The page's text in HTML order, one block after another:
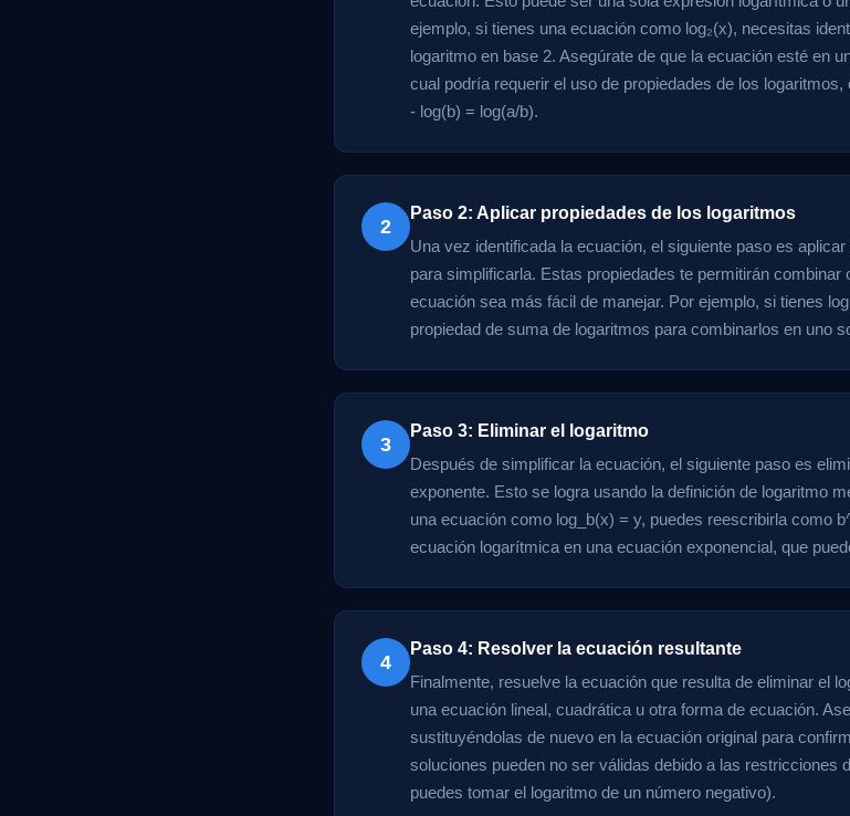
ejemplo, si tienes una ecuación como log₂(x), necesitas
logaritmo en base 2. Asegúrate de que la ecuación esté en
cual podría requerir el uso de propiedades de los
- log(b) = log(a/b).
2
Paso 2: Aplicar propiedades de los logaritmos
Una vez identificada la ecuación, el siguiente paso es
para simplificarla. Estas propiedades te permitirán combinar
ecuación sea más fácil de manejar. Por ejemplo, si tienes
propiedad de suma de logaritmos para combinarlos en uno
3
Paso 3: Eliminar el logaritmo
Después de simplificar la ecuación, el siguiente paso es
exponente. Esto se logra usando la definición de logaritmo
una ecuación como log_b(x) = y, puedes reescribirla como
ecuación logarítmica en una ecuación exponencial, que
4
Paso 4: Resolver la ecuación resultante
Finalmente, resuelve la ecuación que resulta de eliminar el
una ecuación lineal, cuadrática u otra forma de ecuación.
sustituyéndolas de nuevo en la ecuación original para
soluciones pueden no ser válidas debido a las restricciones
puedes tomar el logaritmo de un número negativo).